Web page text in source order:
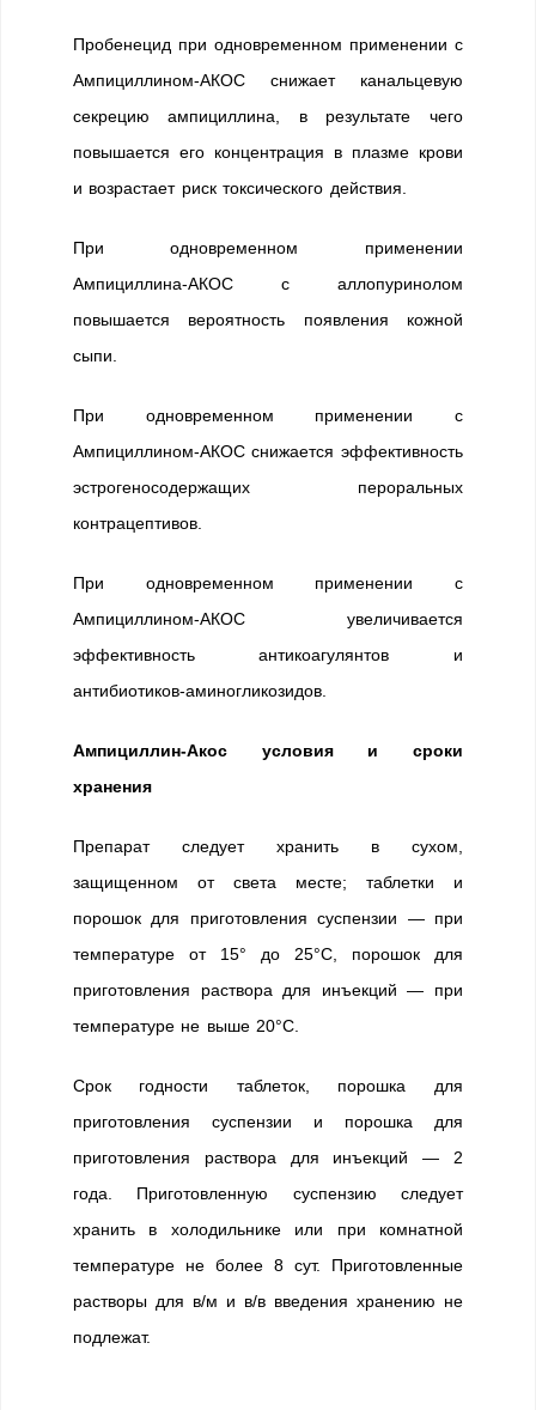
Пробенецид при одновременном применении с
Ампициллином-АКОС снижает канальцевую
секрецию ампициллина, в результате чего
повышается его концентрация в плазме крови
и возрастает риск токсического действия.
При одновременном применении
Ампициллина-АКОС с аллопуринолом
повышается вероятность появления кожной
сыпи.
При одновременном применении с
Ампициллином-АКОС снижается эффективность
эстрогеносодержащих пероральных
контрацептивов.
При одновременном применении с
Ампициллином-АКОС увеличивается
эффективность антикоагулянтов и
антибиотиков-аминогликозидов.
Ампициллин-Акос условия и сроки
хранения
Препарат следует хранить в сухом,
защищенном от света месте; таблетки и
порошок для приготовления суспензии — при
температуре от 15° до 25°C, порошок для
приготовления раствора для инъекций — при
температуре не выше 20°C.
Срок годности таблеток, порошка для
приготовления суспензии и порошка для
приготовления раствора для инъекций — 2
года. Приготовленную суспензию следует
хранить в холодильнике или при комнатной
температуре не более 8 сут. Приготовленные
растворы для в/м и в/в введения хранению не
подлежат.